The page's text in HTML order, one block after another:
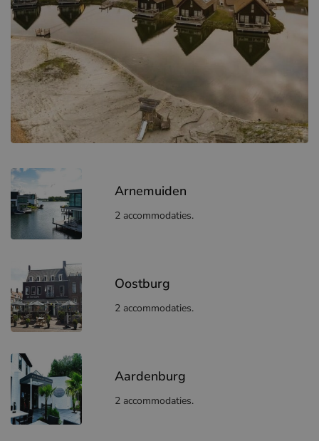
Arnemuiden
2 accommodaties.
Oostburg
2 accommodaties.
Aardenburg
2 accommodaties.